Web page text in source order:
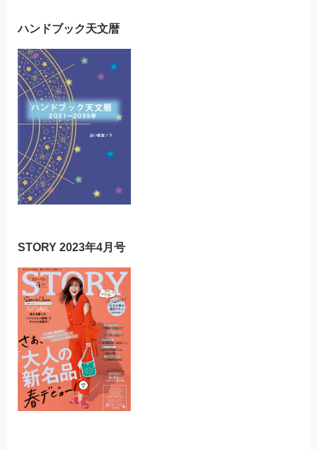
ハンドブック天文暦
STORY 2023年4月号